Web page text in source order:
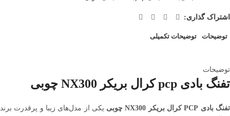
اشتراک گذاری:
توضیحات توضیحات تکمیلی
توضیحات
تفنگ بادی pcp کرال بریکر NX300 چوبی
تفنگ بادی PCP کرال بریکر NX300 چوبی
یکی از مدل‌های زیبا و پرقدرت برند